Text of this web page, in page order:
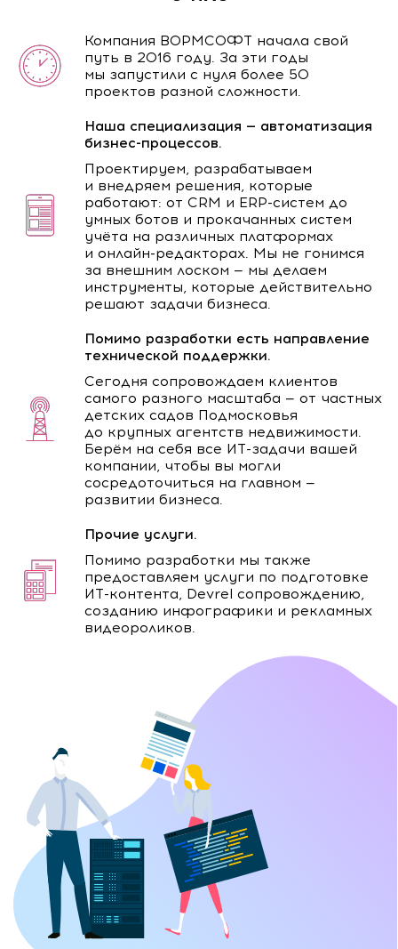
Компания ВОРМСОФТ начала свой
путь в 2016 году. За эти годы
мы запустили с нуля более 50
проектов разной сложности.
Наша специализация — автоматизация
бизнес-процессов.
Проектируем, разрабатываем
и внедряем решения, которые
работают: от CRM и ERP-систем до
умных ботов и прокачанных систем
учёта на различных платформах
и онлайн-редакторах. Мы не гонимся
за внешним лоском — мы делаем
инструменты, которые действительно
решают задачи бизнеса.
Помимо разработки есть направление
технической поддержки.
Сегодня сопровождаем клиентов
самого разного масштаба — от частных
детских садов Подмосковья
до крупных агентств недвижимости.
Берём на себя все ИТ-задачи вашей
компании, чтобы вы могли
сосредоточиться на главном —
развитии бизнеса.
Прочие услуги.
Помимо разработки мы также
предоставляем услуги по подготовке
ИТ-контента, Devrel сопровождению,
созданию инфографики и рекламных
видеороликов.